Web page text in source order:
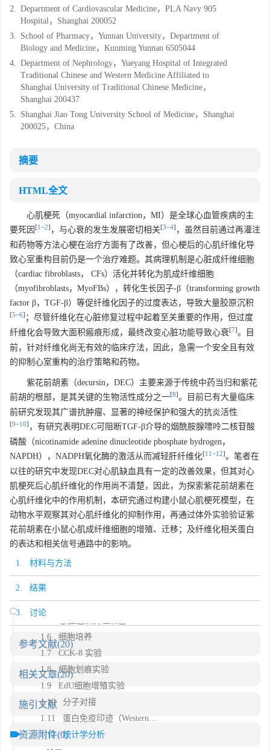
2. Department of Cardiovascular Medicine，PLA Navy 905
Hospital，Shanghai 200052
3. School of Pharmacy，Yunnan University，Department of
Biology and Medicine，Kunming Yunnan 6505044
4. Department of Nephrology，Yueyang Hospital of Integrated
Traditional Chinese and Western Medicine Affiliated to
Shanghai University of Traditional Chinese Medicine，
Shanghai 200437
5. Shanghai Jiao Tong University School of Medicine，Shanghai
200025，China
摘要
HTML全文
心肌梗死（myocardial infarction，MI）是全球心血管疾病的主
要死因 [1 −2] ，与心衰的发生发展密切相关[3−4] ，虽然目前通过再灌注
和药物等方法心梗在治疗方面有了改善，但心梗后的心肌纤维化导
致心室重构目前仍是一个治疗难题。其病理机制是心脏成纤维细胞
（cardiac fibroblasts， CFs）活化并转化为肌成纤维细胞
（myofibroblasts，MyoFBs），转化生长因子-β（transforming growth
factor β，TGF-β）等促纤维化因子的过度表达，导致大量胶原沉积
[5−6] ；尽管纤维化在心脏修复过程中起着至关重要的作用，但过度
纤维化会导致大面积瘢痕形成，最终改变心脏功能导致心衰[7]。目
前，针对纤维化尚无有效的临床疗法，因此，急需一个安全且有效
的抑制心室重构的治疗策略和药物。
紫花前胡素（decursin，DEC）主要来源于传统中药当归和紫花
前胡的根部，是其关键的生物活性成分之一[8]。目前已有大量临床
前研究发现其广谱抗肿瘤、显著的神经保护和强大的抗炎活性
[9−10] ，有研究表明DEC可阻断TGF-β介导的烟酰胺腺嘌呤二核苷酸
磷酸（nicotinamide adenine dinucleotide phosphate hydrogen，
NAPDH），NADPH氧化酶的激活从而减轻肝纤维化[11 −12]。笔者在
以往的研究中发现DEC对心肌缺血具有一定的改善效果，但其对心
肌梗死后心肌纤维化的作用尚不清楚，因此，为探索紫花前胡素在
心肌纤维化中的作用机制，本研究通过构建小鼠心肌梗死模型，在
动物水平观察其对心肌纤维化的抑制作用，再通过体外实验验证紫
花前胡素在小鼠心肌成纤维细胞的增殖、迁移；及纤维化相关蛋白
的表达和相关信号通路中的影响。
1. 材料与方法
2. 结果
3. 讨论
参考文献(20)
相关文章(20)
施引文献
资源附件(0)
1. 材料与方法
1.6 细胞培养
1.7 CCK-8 实验
1.8 细胞划痕实验
1.9 EdU细胞增殖实验
1.10 分子对接
1.11 蛋白免疫印迹（Western blot）
1.12 统计学分析